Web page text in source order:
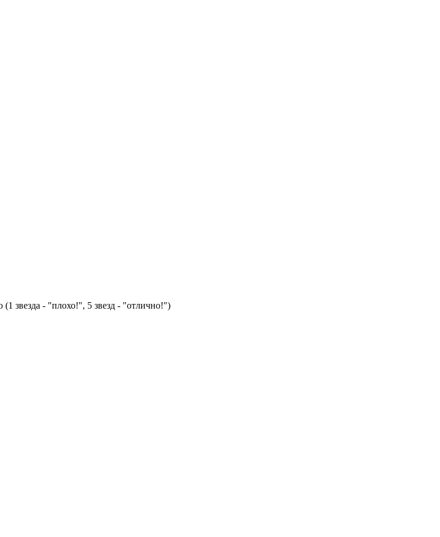
звезда - "плохо!", 5 звезд - "отлично!")